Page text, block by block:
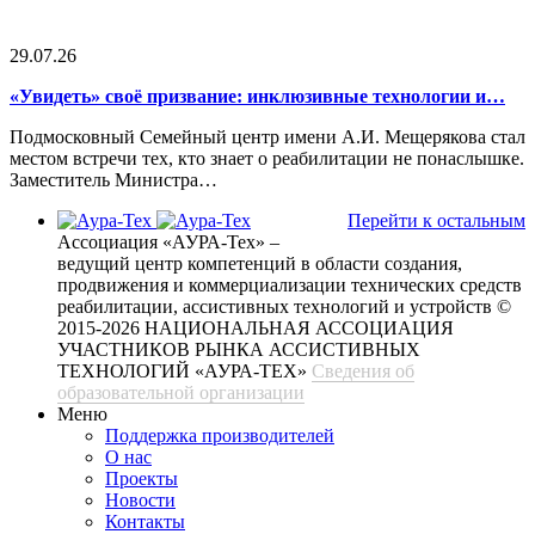
29.07.26
«Увидеть» своё призвание: инклюзивные технологии и…
Подмосковный Семейный центр имени А.И. Мещерякова стал
местом встречи тех, кто знает о реабилитации не понаслышке.
Заместитель Министра…
Перейти к остальным
Ассоциация «АУРА-Тех» –
ведущий центр компетенций в области создания,
продвижения и коммерциализации технических средств
реабилитации, ассистивных технологий и устройств ©
2015-2026 НАЦИОНАЛЬНАЯ АССОЦИАЦИЯ
УЧАСТНИКОВ РЫНКА АССИСТИВНЫХ
ТЕХНОЛОГИЙ «АУРА-ТЕХ» Сведения об
образовательной организации
Меню
Поддержка производителей
О нас
Проекты
Новости
Контакты